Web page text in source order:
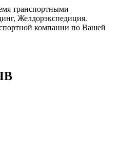
транспортными
Желдорэкспедиция.
компании по Вашей